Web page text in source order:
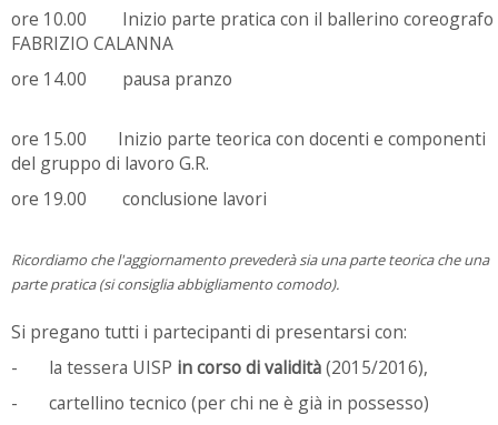
ore 10.00 Inizio parte pratica con il ballerino coreografo
FABRIZIO CALANNA
ore 14.00 pausa pranzo
ore 15.00 Inizio parte teorica con docenti e componenti
del gruppo di lavoro G.R.
ore 19.00 conclusione lavori
Ricordiamo che l'aggiornamento prevederà sia una parte teorica che una
parte pratica (si consiglia abbigliamento comodo).
Si pregano tutti i partecipanti di presentarsi con:
- la tessera UISP in corso di validità(2015/2016),
- cartellino tecnico (per chi ne è già in possesso)